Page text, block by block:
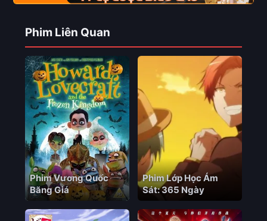
Phim Liên Quan
Phim Vương Quốc
Băng Giá
Phim Lớp Học Ám
Sát: 365 Ngày